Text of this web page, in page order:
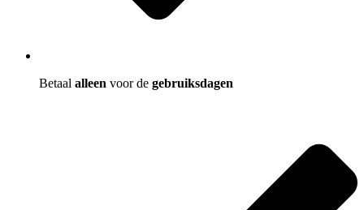
Betaal alleen voor de gebruiksdagen